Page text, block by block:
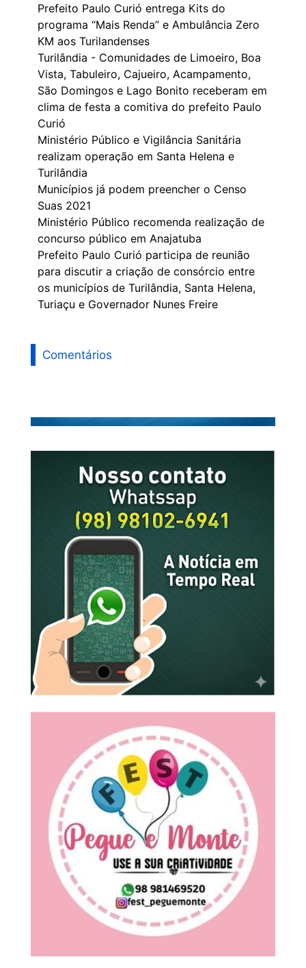
Prefeito Paulo Curió entrega Kits do
programa “Mais Renda” e Ambulância Zero
KM aos Turilandenses
Turilândia - Comunidades de Limoeiro, Boa
Vista, Tabuleiro, Cajueiro, Acampamento,
São Domingos e Lago Bonito receberam em
clima de festa a comitiva do prefeito Paulo
Curió
Ministério Público e Vigilância Sanitária
realizam operação em Santa Helena e
Turilândia
Municípios já podem preencher o Censo
Suas 2021
Ministério Público recomenda realização de
concurso público em Anajatuba
Prefeito Paulo Curió participa de reunião
para discutir a criação de consórcio entre
os municípios de Turilândia, Santa Helena,
Turiaçu e Governador Nunes Freire
Comentários